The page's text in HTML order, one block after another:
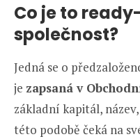
Co je to
společnost?
Jedná se o
je zapsaná v
základní kapitál,
této podobě čeká na